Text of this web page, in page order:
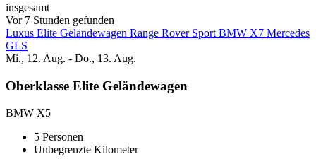
insgesamt
Vor 7 Stunden gefunden
Luxus Elite Geländewagen Range Rover Sport BMW X7 Mercedes
GLS
Mi., 12. Aug. - Do., 13. Aug.
Oberklasse Elite Geländewagen
BMW X5
5 Personen
Unbegrenzte Kilometer